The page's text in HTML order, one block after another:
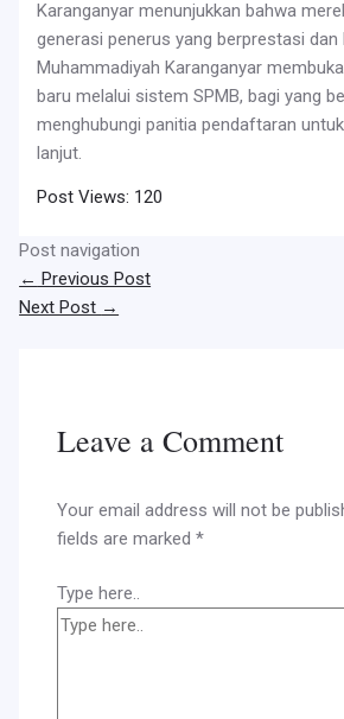
Karanganyar menunjukkan bahwa
generasi penerus yang berprestasi dan
Muhammadiyah Karanganyar
baru melalui sistem SPMB, bagi yang
menghubungi panitia pendaftaran
lanjut.
Post Views: 120
Post navigation
← Previous Post
Next Post →
Leave a Comment
Your email address will not be
fields are marked*
Type here..